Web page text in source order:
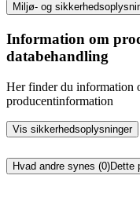
Miljø- og
Information om
databehandling
Her finder du information
producentinformation
Vis sikkerhedsoplysninger
Hvad andre synes (0)Dette